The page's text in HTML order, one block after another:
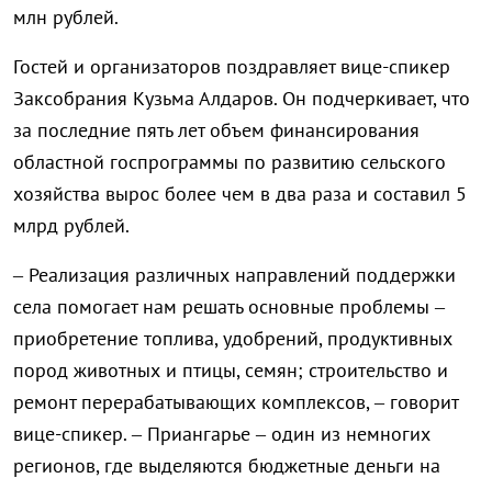
млн рублей.
Гостей и организаторов поздравляет вице-спикер
Заксобрания Кузьма Алдаров. Он подчеркивает, что
за последние пять лет объем финансирования
областной госпрограммы по развитию сельского
хозяйства вырос более чем в два раза и составил 5
млрд рублей.
– Реализация различных направлений поддержки
села помогает нам решать основные проблемы –
приобретение топлива, удобрений, продуктивных
пород животных и птицы, семян; строительство и
ремонт перерабатывающих комплексов, – говорит
вице-спикер. – Приангарье – один из немногих
регионов, где выделяются бюджетные деньги на